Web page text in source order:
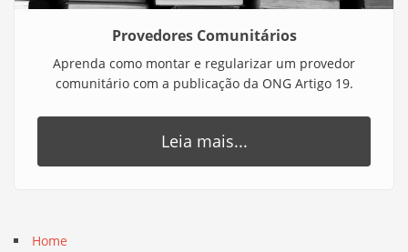
Provedores Comunitários
Aprenda como montar e regularizar um provedor
comunitário com a publicação da ONG Artigo 19.
Leia mais...
Home